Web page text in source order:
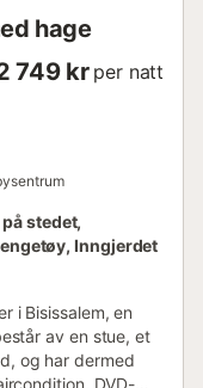
hage
749 kr per natt
stedet,
Inngjerdet
i Bisissalem, en
av en stue, et
og har dermed
DVD-